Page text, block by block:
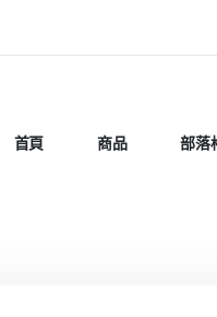
首頁 商品 部落